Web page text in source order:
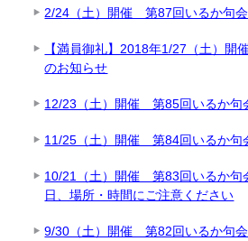
2/24（土）開催 第87回いるか句
【満員御礼】2018年1/27（土）
のお知らせ
12/23（土）開催 第85回いるか句
11/25（土）開催 第84回いるか句
10/21（土）開催 第83回いるか
日、場所・時間にご注意ください
9/30（土）開催 第82回いるか句